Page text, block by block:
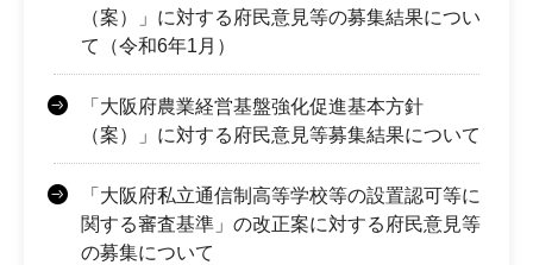
（案）」に対する府民意見等の募集結果につい
て（令和6年1月）
「大阪府農業経営基盤強化促進基本方針
（案）」に対する府民意見等募集結果について
「大阪府私立通信制高等学校等の設置認可等に
関する審査基準」の改正案に対する府民意見等
の募集について